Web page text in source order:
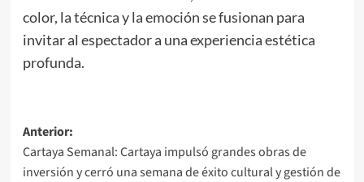
color, la técnica y la emoción se fusionan para
invitar al espectador a una experiencia estética
profunda.
Anterior:
Cartaya Semanal: Cartaya impulsó grandes obras de
inversión y cerró una semana de éxito cultural y gestión de